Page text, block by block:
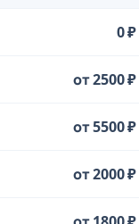
0 ₽
от 2500 ₽
от 5500 ₽
от 2000 ₽